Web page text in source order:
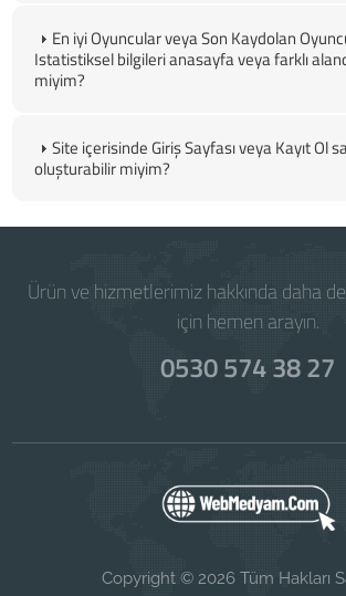
En iyi Oyuncular veya Son Kaydolan
Istatistiksel bilgileri anasayfa veya farklı
miyim?
Site içerisinde Giriş Sayfası veya Kayıt Ol
oluşturabilir miyim?
Ürün ve hizmetlerimiz hakkında daha
için hemen arayın.
0530 574 38 27
Copyright © 2026 Tüm Hakları